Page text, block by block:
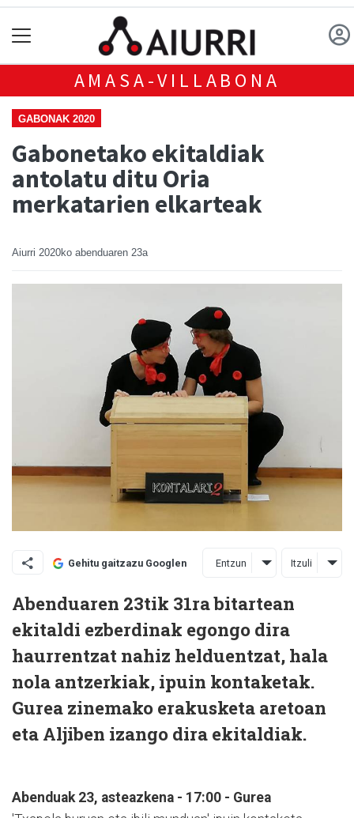
AMASA-VILLABONA
GABONAK 2020
Gabonetako ekitaldiak
antolatu ditu Oria
merkatarien elkarteak
Aiurri 2020ko abenduaren 23a
Gehitu gaitzazu Googlen Entzun Itzuli
Abenduaren 23tik 31ra bitartean
ekitaldi ezberdinak egongo dira
haurrentzat nahiz helduentzat, hala
nola antzerkiak, ipuin kontaketak.
Gurea zinemako erakusketa aretoan
eta Aljiben izango dira ekitaldiak.
Abenduak 23, asteazkena - 17:00 - Gurea